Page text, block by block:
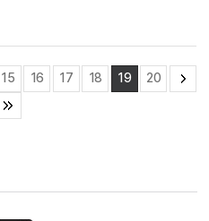
15 16 17 18 19 20